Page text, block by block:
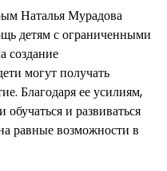
Наталья Мурадова
детям с ограниченными
создание
могут получать
Благодаря ее усилиям,
и развиваться
равные возможности в